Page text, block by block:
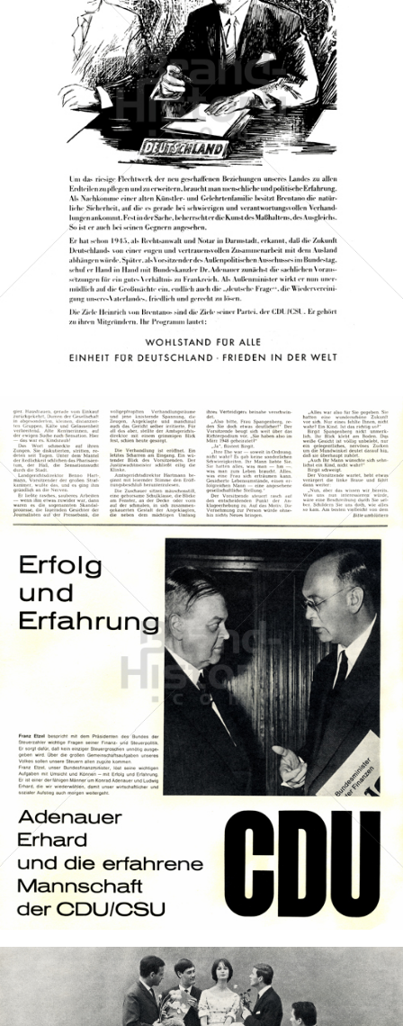
CDU/CSU
CDU Deutschland/Christlich-Soziale Union in Bayern e.V.
1957
Bild-ID: 41801
CDU/CSU
CDU Deutschland/Christlich-Soziale Union in Bayern e.V.
1961
Bild-ID: 40074